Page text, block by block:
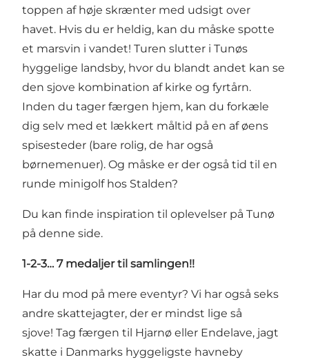
toppen af høje skrænter med udsigt over
havet. Hvis du er heldig, kan du måske spotte
et marsvin i vandet! Turen slutter i Tunøs
hyggelige landsby, hvor du blandt andet kan se
den sjove kombination af kirke og fyrtårn.
Inden du tager færgen hjem, kan du forkæle
dig selv med et lækkert måltid på en af øens
spisesteder (bare rolig, de har også
børnemenuer). Og måske er der også tid til en
runde minigolf hos Stalden?
Du kan finde inspiration til oplevelser på Tunø
på denne side.
1-2-3… 7 medaljer til samlingen!!
Har du mod på mere eventyr? Vi har også seks
andre skattejagter, der er mindst lige så
sjove! Tag færgen til Hjarnø eller Endelave, jagt
skatte i Danmarks hyggeligste havneby